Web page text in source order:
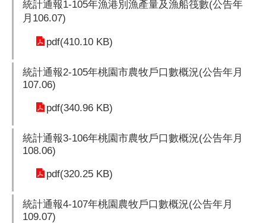
統計通報1-105年漁港別漁產量及漁船筏數(公告年
月106.07)
pdf(410.10 KB)
統計通報2-105年桃園市農牧戶口數概況(公告年月
107.06)
pdf(340.96 KB)
統計通報3-106年桃園市農牧戶口數概況(公告年月
108.06)
pdf(320.25 KB)
統計通報4-107年桃園農牧戶口數概況(公告年月
109.07)